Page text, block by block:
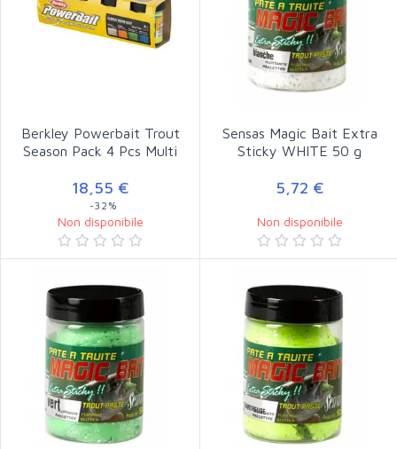
Berkley Powerbait Trout
Season Pack 4 Pcs Multi
18,55 €
-32%
Non disponibile
Sensas Magic Bait Extra
Sticky WHITE 50 g
5,72 €
Non disponibile